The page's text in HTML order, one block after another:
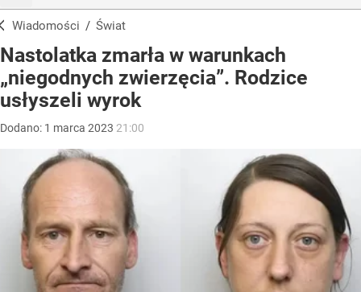
Wiadomości / Świat
Nastolatka zmarła w warunkach
„niegodnych zwierzęcia”. Rodzice
usłyszeli wyrok
Dodano: 1 marca 2023 21:00